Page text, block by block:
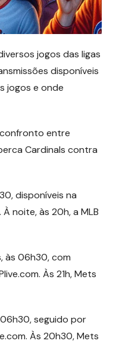
jogos das ligas
disponíveis
jogos e onde
entre
Cardinals contra
disponíveis na
noite, às 20h, a MLB
às 06h30, com
Às 21h, Mets
seguido por
Às 20h30, Mets